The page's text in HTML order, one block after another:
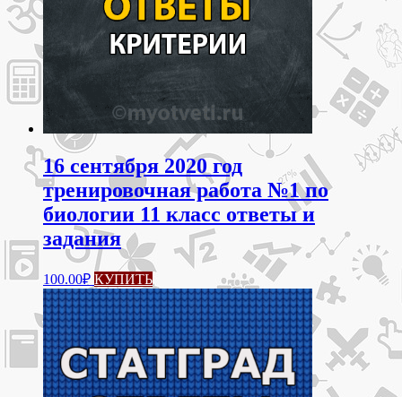
16 сентября 2020 год
тренировочная работа №1 по
биологии 11 класс ответы и
задания
100.00₽ КУПИТЬ